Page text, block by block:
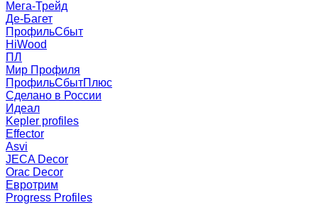
Мега-Трейд
Де-Багет
ПрофильСбыт
HiWood
ПЛ
Мир Профиля
ПрофильСбытПлюс
Сделано в России
Идеал
Kepler profiles
Effector
Asvi
JECA Decor
Orac Decor
Евротрим
Progress Profiles